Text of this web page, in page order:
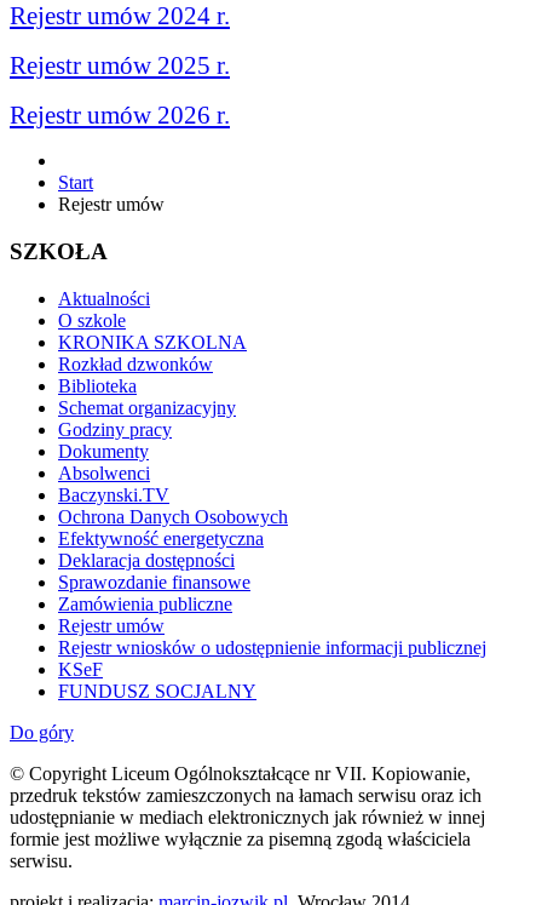
Rejestr umów 2024 r.
Rejestr umów 2025 r.
Rejestr umów 2026 r.
Start
Rejestr umów
SZKOŁA
Aktualności
O szkole
KRONIKA SZKOLNA
Rozkład dzwonków
Biblioteka
Schemat organizacyjny
Godziny pracy
Dokumenty
Absolwenci
Baczynski.TV
Ochrona Danych Osobowych
Efektywność energetyczna
Deklaracja dostępności
Sprawozdanie finansowe
Zamówienia publiczne
Rejestr umów
Rejestr wniosków o udostępnienie informacji publicznej
KSeF
FUNDUSZ SOCJALNY
Do góry
© Copyright Liceum Ogólnokształcące nr VII. Kopiowanie,
przedruk tekstów zamieszczonych na łamach serwisu oraz ich
udostępnianie w mediach elektronicznych jak również w innej
formie jest możliwe wyłącznie za pisemną zgodą właściciela
serwisu.